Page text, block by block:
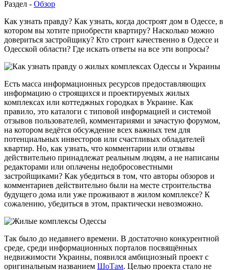
Раздел - Обзор
Как узнать правду? Как узнать, когда достроят дом в Одессе, в
котором вы хотите приобрести квартиру? Насколько можно
довериться застройщику? Кто строит качественно в Одессе и
Одесской области? Где искать ответы на все эти вопросы?
Есть масса информационных ресурсов предоставляющих
информацию о строящихся и проектируемых жилых
комплексах или коттеджных городках в Украине. Как
правило, это каталоги с типовой информацией и системой
отзывов пользователей, комментариями и зачастую форумом,
на котором ведётся обсуждение всех важных тем для
потенциальных инвесторов или счастливых обладателей
квартир. Но, как узнать, что комментарии или отзывы
действительно принадлежат реальным людям, а не написаны
редакторами или оплачены недобросовестными
застройщиками? Как убедиться в том, что авторы обзоров и
комментариев действительно были на месте строительства
будущего дома или уже проживают в жилом комплексе? К
сожалению, убедиться в этом, практически невозможно.
Так было до недавнего времени. В достаточно конкурентной
среде, среди информационных порталов посвящённых
недвижимости Украины, появился амбициозный проект с
оригинальным названием ШоТам. Целью проекта стало не